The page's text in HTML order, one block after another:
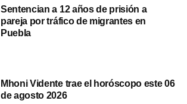
Sentencian a 12 años de prisión a
pareja por tráfico de migrantes en
Puebla
Mhoni Vidente trae el horóscopo este 06
de agosto 2026